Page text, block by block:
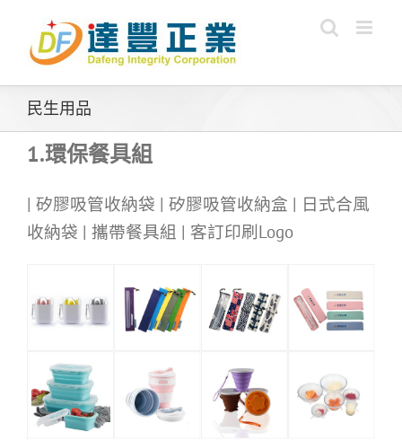
content
民生用品
1.環保餐具組
| 矽膠吸管收納袋 | 矽膠吸管收納盒 | 日式合風
收納袋 | 攜帶餐具組 | 客訂印刷Logo